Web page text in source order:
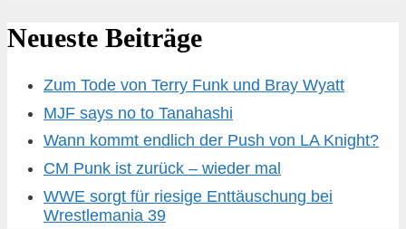
Neueste Beiträge
Zum Tode von Terry Funk und Bray Wyatt
MJF says no to Tanahashi
Wann kommt endlich der Push von LA Knight?
CM Punk ist zurück – wieder mal
WWE sorgt für riesige Enttäuschung bei
Wrestlemania 39